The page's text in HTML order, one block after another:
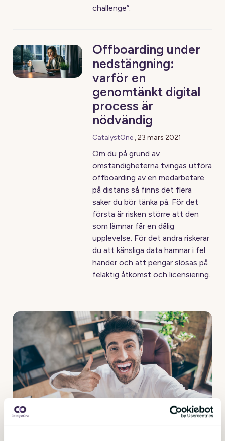
challenge”.
Offboarding under
nedstängning:
varför en
genomtänkt digital
process är
nödvändig
CatalystOne ,23 mars 2021
Om du på grund av
omständigheterna tvingas utföra
offboarding av en medarbetare
på distans så finns det flera
saker du bör tänka på. För det
första är risken större att den
som lämnar får en dålig
upplevelse. För det andra riskerar
du att känsliga data hamnar i fel
händer och att pengar slösas på
felaktig åtkomst och licensiering.